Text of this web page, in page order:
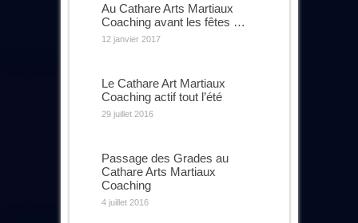
Au Cathare Arts Martiaux
Coaching avant les fêtes …
12 janvier 2017
Le Cathare Art Martiaux
Coaching actif tout l’été
29 juillet 2016
Passage des Grades au
Cathare Arts Martiaux
Coaching
4 juillet 2016